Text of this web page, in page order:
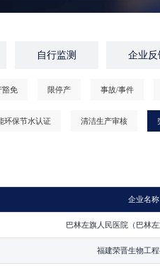
自行监测 企业反
豁免 限停产 事故/事件
环保节水认证 清洁生产审核
企业名称
巴林左旗人民医院（巴林左
福建荣晋生物工程